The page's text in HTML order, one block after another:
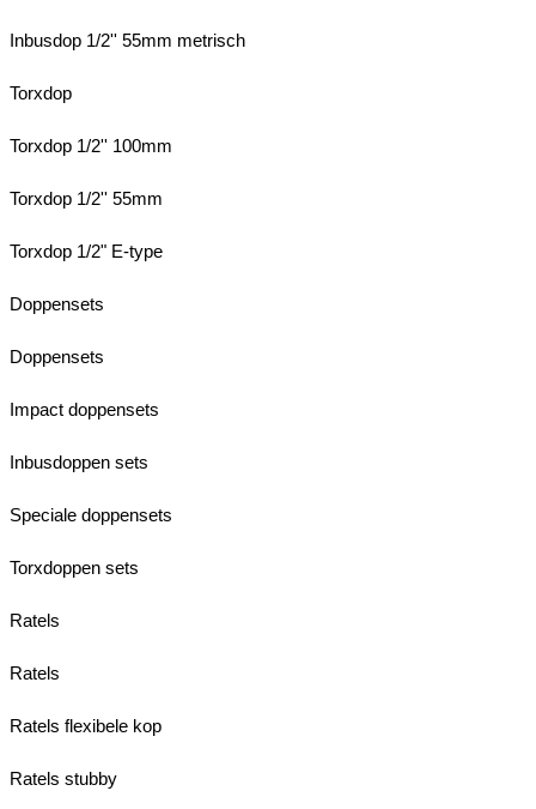
Inbusdop 1/2'' 55mm metrisch
Torxdop
Torxdop 1/2'' 100mm
Torxdop 1/2'' 55mm
Torxdop 1/2" E-type
Doppensets
Doppensets
Impact doppensets
Inbusdoppen sets
Speciale doppensets
Torxdoppen sets
Ratels
Ratels
Ratels flexibele kop
Ratels stubby